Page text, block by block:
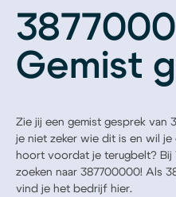
Gemist
Zie jij een gemist gesprek van
je niet zeker wie dit is en wil
hoort voordat je terugbelt? Bij
zoeken naar 387700000! Als
vind je het bedrijf hier.